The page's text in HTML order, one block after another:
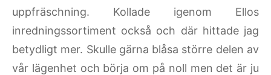
uppfräschning. Kollade igenom Ellos
inredningssortiment också och där hittade jag
betydligt mer. Skulle gärna blåsa större delen av
vår lägenhet och börja om på noll men det är ju